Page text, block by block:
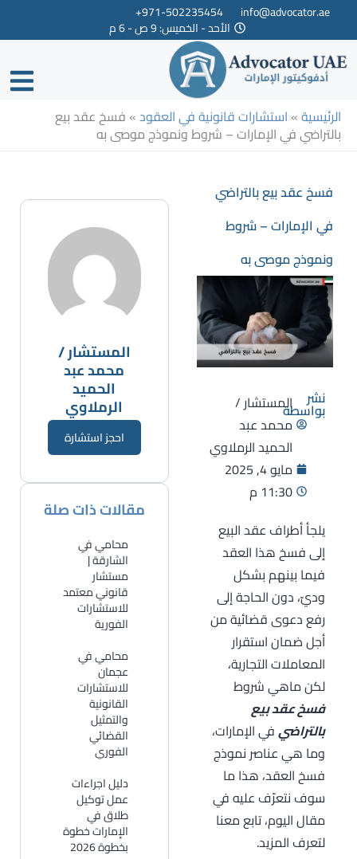
تخطي
المحتوى
info@advocator.ae
971-502235454+
الأحد - الخميس: 9 ص - 6 م
الرئيسية» استشارات قانونية في العقود» فسخ عقد بيع
بالتراضي في الإمارات – شروط ونموذج موصى به
فسخ عقد بيع بالتراضي
في الإمارات – شروط
ونموذج موصى به
نشر
بواسطةالمستشار /
محمد عبد
الحميد الرملاوي
مايو 4, 2025
11:30 م
يلجأ أطراف عقد البيع
إلى فسخ هذا العقد
فيما بينهم بشكل
وديّ، دون الحاجة إلى
رفع دعوى قضائية من
أجل ضمان استقرار
المعاملات التجارية،
لكن ماهي شروط
فسخ عقد بيع
بالتراضيفي الإمارات،
وما هي عناصر نموذج
فسخ العقد، هذا ما
سوف نتعرّف عليه في
مقال اليوم، تابع معنا
لتعرف المزيد.
المستشار /
محمد عبد
الحميد
الرملاوي
احجز استشارة
مقالات ذات صلة
محامي في
الشارقة |
مستشار
قانوني معتمد
للاستشارات
الفورية
​محامي في
عجمان
للاستشارات
القانونية
والتمثيل
القضائي
الفوري
دليل اجراءات
عمل توكيل
طلاق في
الإمارات خطوة
بخطوة 2026